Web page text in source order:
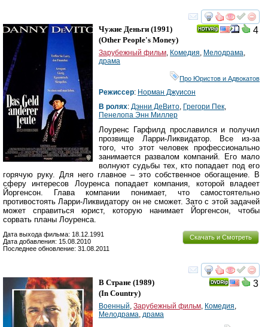
смотреть
4
Чужие Деньги (1991)
(Other People's Money)
Зарубежный фильм, Комедия, Мелодрама,
драма
Про Юристов и Адвокатов
Режиссер: Норман Джуисон
В ролях: Дэнни ДеВито, Грегори Пек,
Пенелопа Энн Миллер
Лоуренс Гарфилд прославился и получил
прозвище Ларри-Ликвидатор. Все из-за
того, что этот человек профессионально
занимается развалом компаний. Его мало
волнуют судьбы тех, кто попадает под его
горячую руку. Для него главное – это собственное обогащение. В
сферу интересов Лоуренса попадает компания, которой владеет
Йоргенсон. Глава компании понимает, что самостоятельно
противостоять Ларри-Ликвидатору он не сможет. Зато с этой задачей
может справиться юрист, которую нанимает Йоргенсон, чтобы
сорвать планы Лоуренса.
Скачать и Смотреть
Дата выхода фильма: 18.12.1991
Дата добавления: 15.08.2010
Последнее обновление: 31.08.2011
смотреть
3
В Стране (1989)
(In Country)
Военный, Зарубежный фильм, Комедия,
Мелодрама, драма